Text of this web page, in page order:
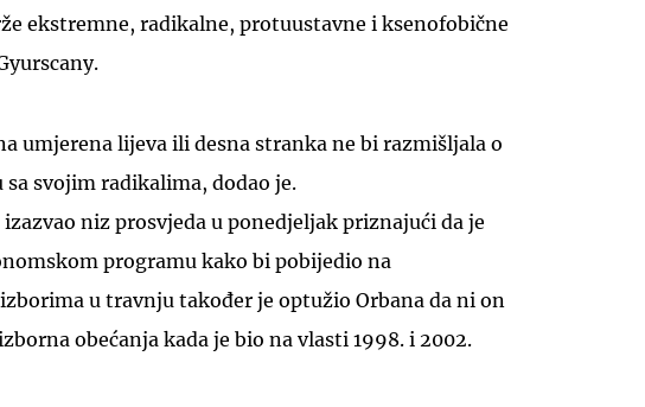
ekstremne, radikalne, protuustavne i ksenofobične
umjerena lijeva ili desna stranka ne bi razmišljala o
svojim radikalima, dodao je.
niz prosvjeda u ponedjeljak priznajući da je
programu kako bi pobijedio na
u travnju također je optužio Orbana da ni on
obećanja kada je bio na vlasti 1998. i 2002.